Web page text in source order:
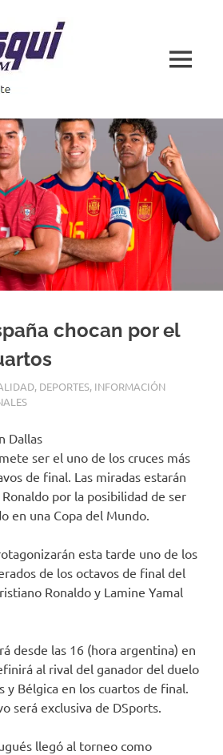
MENÚ
chocan por el
, DEPORTES, INFORMACIÓN
Dallas
ser el uno de los cruces más
de final. Las miradas estarán
por la posibilidad de ser
en una Copa del Mundo.
esta tarde uno de los
de los octavos de final del
Ronaldo y Lamine Yamal
desde las 16 (hora argentina) en
al rival del ganador del duelo
y Bélgica en los cuartos de final.
será exclusiva de DSports.
llegó al torneo como